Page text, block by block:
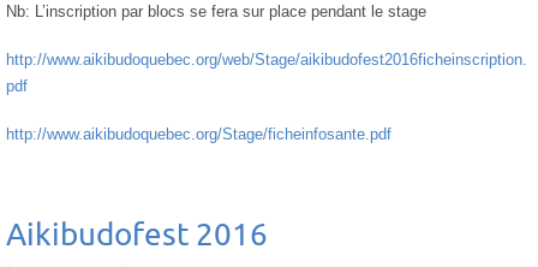
Nb: L’inscription par blocs se fera sur place pendant le stage
http://www.aikibudoquebec.org/web/Stage/aikibudofest2016ficheinscription.
pdf
http://www.aikibudoquebec.org/Stage/ficheinfosante.pdf
Aikibudofest 2016